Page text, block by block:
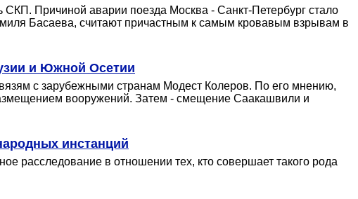
Причиной аварии поезда Москва - Санкт-Петербург стало
Басаева, считают причастным к самым кровавым взрывам в
и Южной Осетии
с зарубежными странам Модест Колеров. По его мнению,
вооружений. Затем - смещение Саакашвили и
инстанций
расследование в отношении тех, кто совершает такого рода